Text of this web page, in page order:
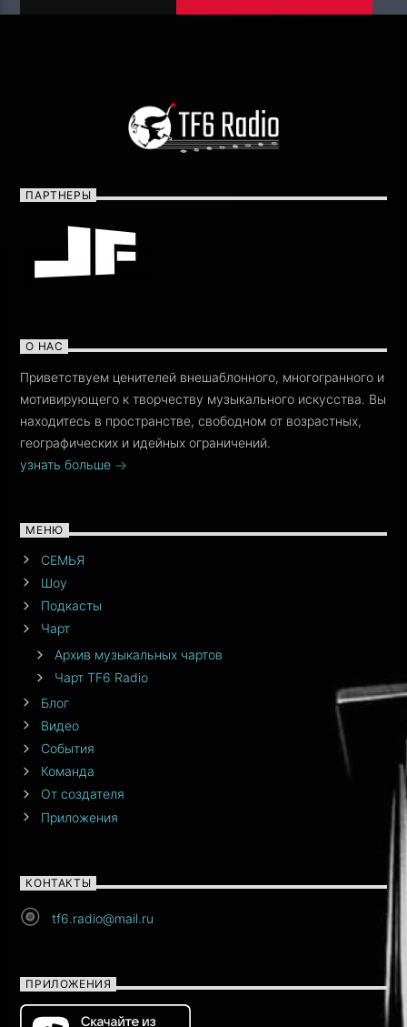
ПАРТНЕРЫ
О НАС
Приветствуем ценителей внешаблонного, многогранного и
мотивирующего к творчеству музыкального искусства. Вы
находитесь в пространстве, свободном от возрастных,
географических и идейных ограничений.
узнать больше
МЕНЮ
СЕМЬЯ
Шоу
Подкасты
Чарт
Архив музыкальных чартов
Чарт TF6 Radio
Блог
Видео
События
Команда
От создателя
Приложения
КОНТАКТЫ
tf6.radio@mail.ru
ПРИЛОЖЕНИЯ